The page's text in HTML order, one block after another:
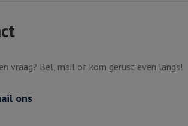
vraag? Bel, mail of kom gerust even langs!
ons